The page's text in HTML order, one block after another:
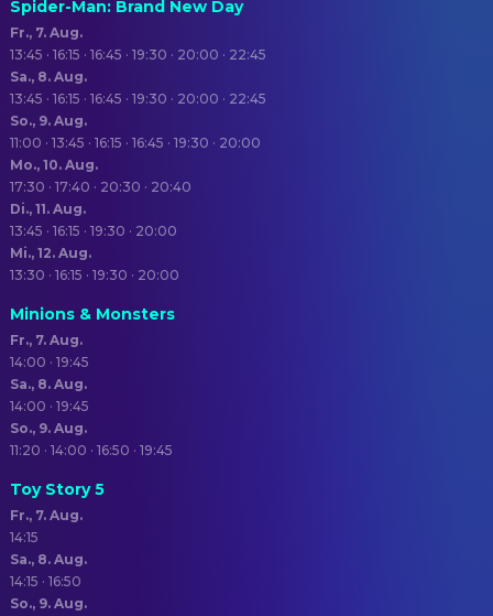
Spider-Man: Brand New Day
Fr., 7. Aug.
13:45 · 16:15 · 16:45 · 19:30 · 20:00 · 22:45
Sa., 8. Aug.
13:45 · 16:15 · 16:45 · 19:30 · 20:00 · 22:45
So., 9. Aug.
11:00 · 13:45 · 16:15 · 16:45 · 19:30 · 20:00
Mo., 10. Aug.
17:30 · 17:40 · 20:30 · 20:40
Di., 11. Aug.
13:45 · 16:15 · 19:30 · 20:00
Mi., 12. Aug.
13:30 · 16:15 · 19:30 · 20:00
Minions & Monsters
Fr., 7. Aug.
14:00 · 19:45
Sa., 8. Aug.
14:00 · 19:45
So., 9. Aug.
11:20 · 14:00 · 16:50 · 19:45
Toy Story 5
Fr., 7. Aug.
14:15
Sa., 8. Aug.
14:15 · 16:50
So., 9. Aug.